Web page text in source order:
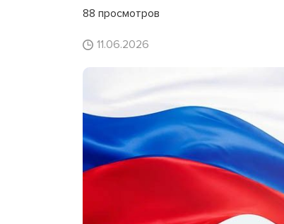
88 просмотров
11.06.2026